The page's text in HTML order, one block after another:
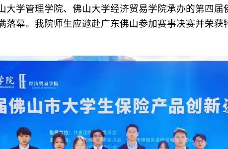
大学管理学院、佛山大学经济贸易学院承办的第四
落幕。我院师生应邀赴广东佛山参加赛事决赛并荣